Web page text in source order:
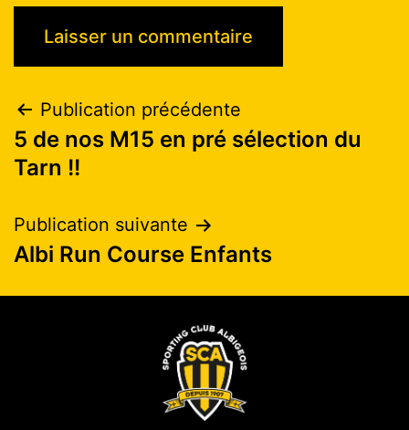
Publication précédente
5 de nos M15 en pré sélection du
Tarn !!
Publication suivante
Albi Run Course Enfants